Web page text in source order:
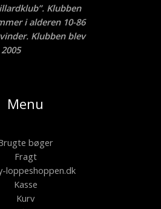
Klubben
i alderen 10-86
Klubben blev
Menu
bøger
Fragt
loppeshoppen.dk
Kasse
Kurv